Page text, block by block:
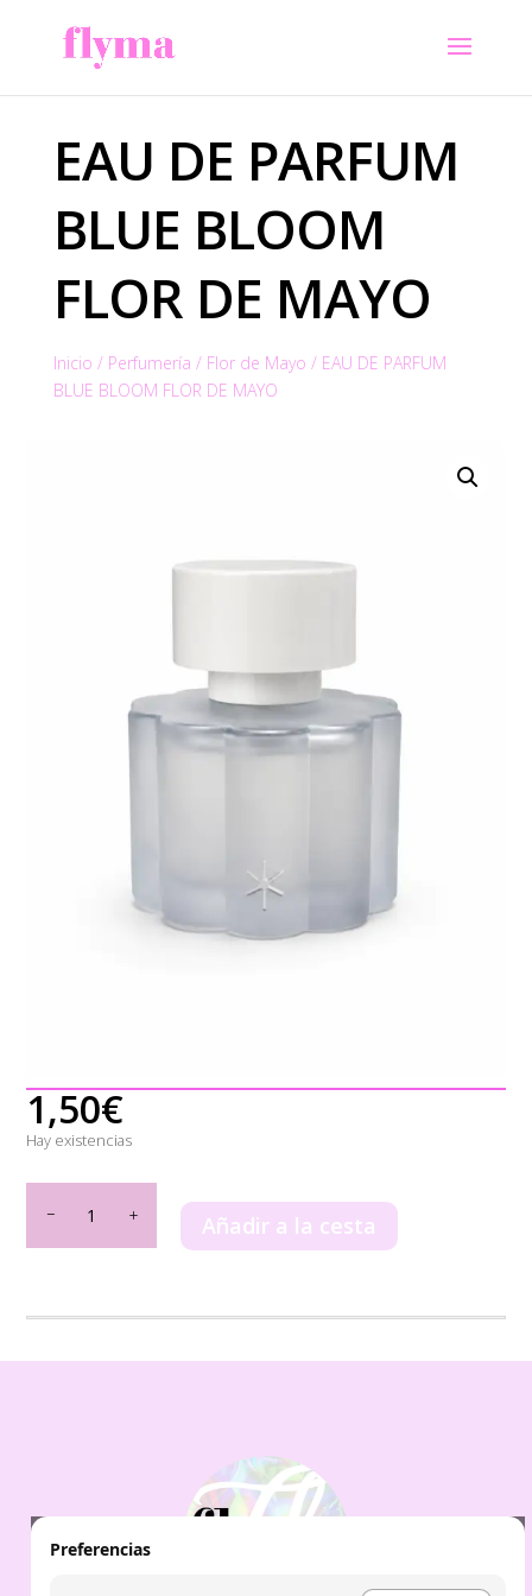
EAU DE PARFUM
BLUE BLOOM
FLOR DE MAYO
Inicio / Perfumería / Flor de Mayo / EAU DE PARFUM
BLUE BLOOM FLOR DE MAYO
1,50€
Hay existencias
DE
PARFUM
DE
Añadir a la cesta
Preferencias